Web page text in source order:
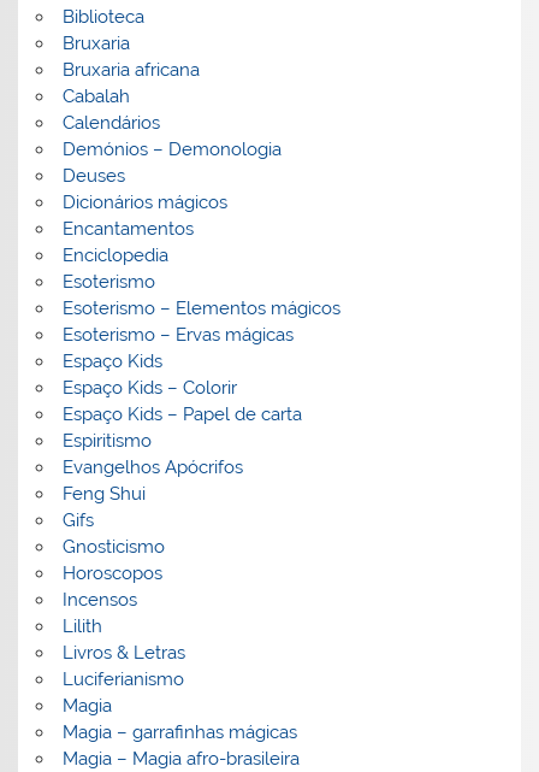
Biblioteca
Bruxaria
Bruxaria africana
Cabalah
Calendários
Demónios – Demonologia
Deuses
Dicionários mágicos
Encantamentos
Enciclopedia
Esoterismo
Esoterismo – Elementos mágicos
Esoterismo – Ervas mágicas
Espaço Kids
Espaço Kids – Colorir
Espaço Kids – Papel de carta
Espiritismo
Evangelhos Apócrifos
Feng Shui
Gifs
Gnosticismo
Horoscopos
Incensos
Lilith
Livros & Letras
Luciferianismo
Magia
Magia – garrafinhas mágicas
Magia – Magia afro-brasileira